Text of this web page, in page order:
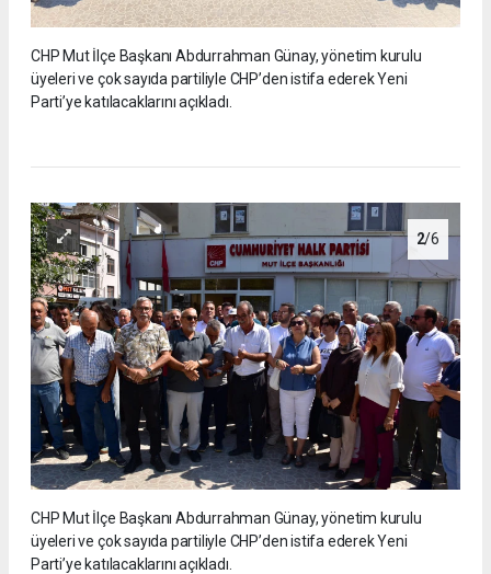
CHP Mut İlçe Başkanı Abdurrahman Günay, yönetim kurulu
üyeleri ve çok sayıda partiliyle CHP’den istifa ederek Yeni
Parti’ye katılacaklarını açıkladı.
2/6
CHP Mut İlçe Başkanı Abdurrahman Günay, yönetim kurulu
üyeleri ve çok sayıda partiliyle CHP’den istifa ederek Yeni
Parti’ye katılacaklarını açıkladı.